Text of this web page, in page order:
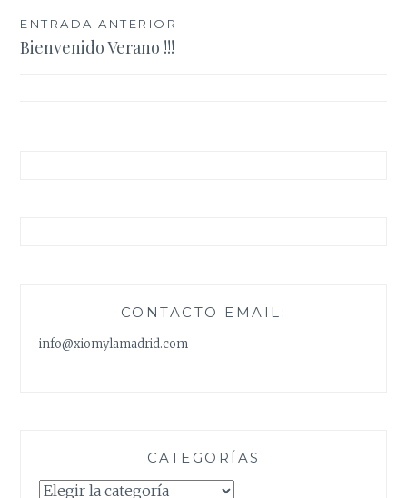
Navegación
de
ENTRADA ANTERIOR
Bienvenido Verano !!!
CONTACTO EMAIL:
info@xiomylamadrid.com
CATEGORÍAS
Categorías